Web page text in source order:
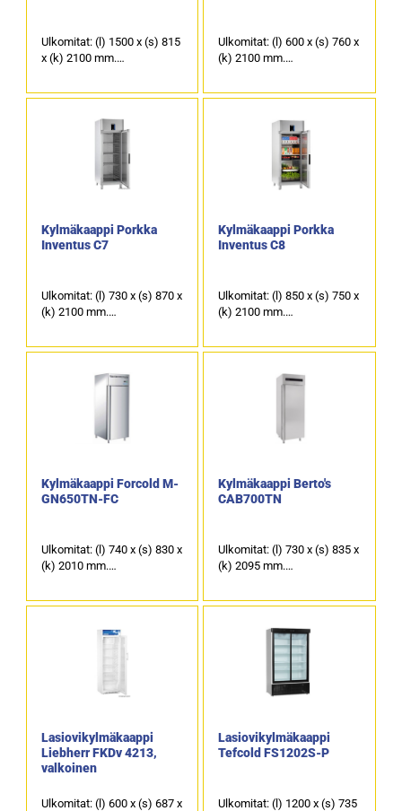
Ulkomitat: (l) 1500 x (s) 815
x (k) 2100 mm.
Vetoisuus: 1365 litraa.
ruostumaton teräs AISI 304.
Ulkomitat: (l) 600 x (s) 760 x
(k) 2100 mm.
(k) 1485 mm.
/ 331 litraa.
Ulkopinta on näkyviltä
osiltaan ruostumatonta
teräslevyä, sisäpinta on
ruostumatonta teräslevyä.
Kylmäkaappi Porkka
Inventus C7
Ulkomitat: (l) 730 x (s) 870 x
(k) 2100 mm.
Tilavuus (brutto/netto): 609
Ulkopinta on näkyviltä
ruostumatonta teräslevyä.
Kylmäkaappi Porkka
Inventus C8
Ulkomitat: (l) 850 x (s) 750 x
(k) 2100 mm.
Tilavuus (brutto/netto): 619
Ulkopinta on näkyviltä
Kylmäkaappi Forcold M-
GN650TN-FC
Ulkomitat: (l) 740 x (s) 830 x
(k) 2010 mm.
Ulko- ja sisäpinta:
Kylmäkaappi Berto's
CAB700TN
Ulkomitat: (l) 730 x (s) 835 x
(k) 2095 mm.
Nettotilavuus 465 litraa.
ruostumaton teräs AISI 304.
Lasiovikylmäkaappi
Liebherr FKDv 4213,
valkoinen
Ulkomitat: (l) 600 x (s) 687 x
Lasiovikylmäkaappi
Tefcold FS1202S-P
Ulkomitat: (l) 1200 x (s) 735